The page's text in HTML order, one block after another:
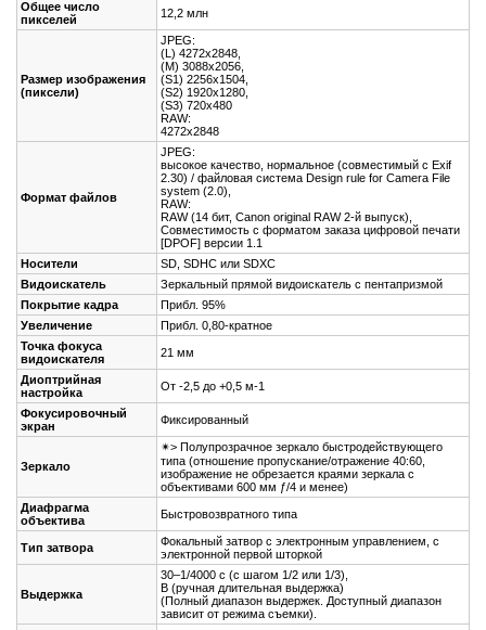
Общее число
пикселей
12,2 млн
Размер изображения
(пиксели)
JPEG:
(L) 4272x2848,
(M) 3088x2056,
(S1) 2256x1504,
(S2) 1920x1280,
(S3) 720x480
RAW:
4272x2848
Формат файлов
JPEG:
высокое качество, нормальное (совместимый с Exif
2.30) / файловая система Design rule for Camera File
system (2.0),
RAW:
RAW (14 бит, Canon original RAW 2-й выпуск),
Совместимость с форматом заказа цифровой печати
[DPOF] версии 1.1
Носители
SD, SDHC или SDXC
Видоискатель
Зеркальный прямой видоискатель с пентапризмой
Покрытие кадра
Прибл. 95%
Увеличение
Прибл. 0,80-кратное
Точка фокуса
видоискателя
21 мм
Диоптрийная
настройка
От -2,5 до +0,5 м-1
Фокусировочный
экран
Фиксированный
Зеркало
✴> Полупрозрачное зеркало быстродействующего
типа (отношение пропускание/отражение 40:60,
изображение не обрезается краями зеркала с
объективами 600 мм ƒ/4 и менее)
Диафрагма
объектива
Быстровозвратного типа
Тип затвора
Фокальный затвор с электронным управлением, с
электронной первой шторкой
Выдержка
30–1/4000 с (с шагом 1/2 или 1/3),
В (ручная длительная выдержка)
(Полный диапазон выдержек. Доступный диапазон
зависит от режима съемки).